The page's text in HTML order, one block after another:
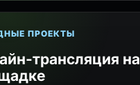
ПРОЕКТЫ
трансляция на